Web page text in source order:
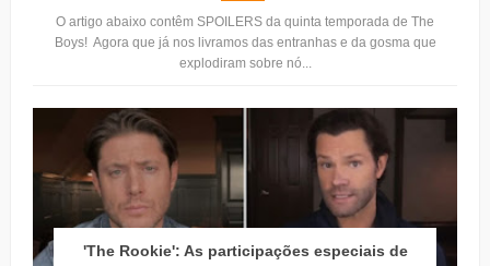
O artigo abaixo contêm SPOILERS da quinta temporada de The
Boys! Agora que já nos livramos das entranhas e da gosma que
explodiram sobre nó...
'The Rookie': As participações especiais de